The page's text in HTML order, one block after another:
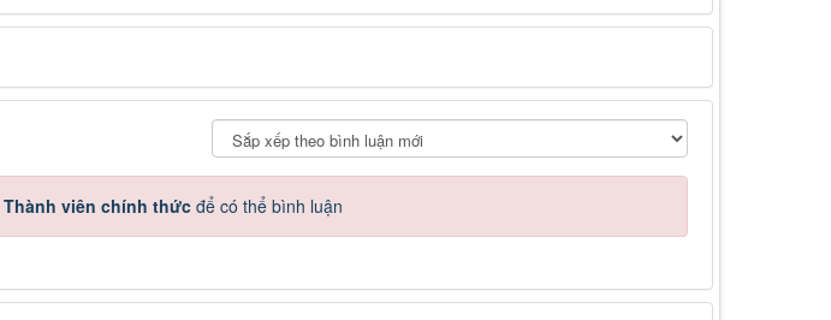
Thành viên chính thứcđể có thể bình luận